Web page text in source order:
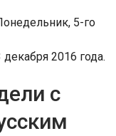
5-го
2016 года.
с